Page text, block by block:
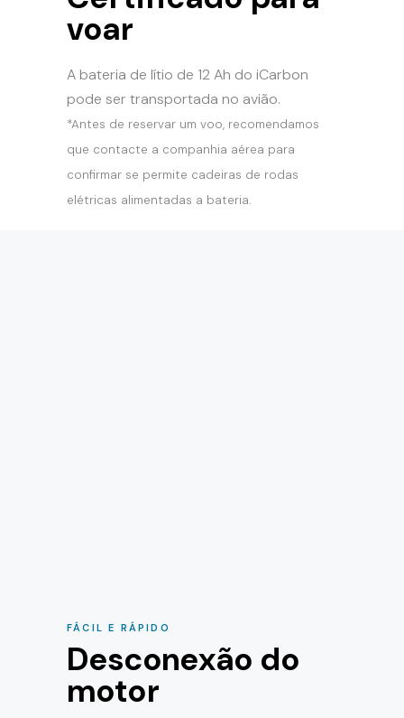
voar
A bateria de lítio de 12 Ah do iCarbon
pode ser transportada no avião.
*Antes de reservar um voo, recomendamos
que contacte a companhia aérea para
confirmar se permite cadeiras de rodas
elétricas alimentadas a bateria.
FÁCIL E RÁPIDO
Desconexão do
motor